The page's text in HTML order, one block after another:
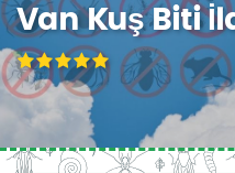
Van Kuş Biti